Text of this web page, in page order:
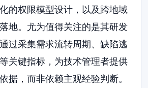
的权限模型设计，以及跨地域
地。尤为值得关注的是其研发
过采集需求流转周期、缺陷逃
关键指标，为技术管理者提供
据，而非依赖主观经验判断。